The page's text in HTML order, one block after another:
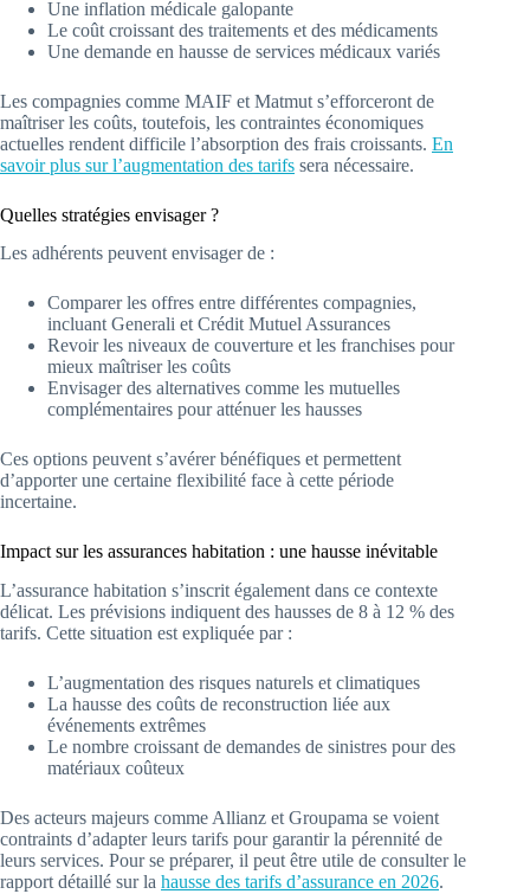
Une inflation médicale galopante
Le coût croissant des traitements et des médicaments
Une demande en hausse de services médicaux variés
Les compagnies comme MAIF et Matmut s’efforceront de
maîtriser les coûts, toutefois, les contraintes économiques
actuelles rendent difficile l’absorption des frais croissants. En
savoir plus sur l’augmentation des tarifs sera nécessaire.
Quelles stratégies envisager ?
Les adhérents peuvent envisager de :
Comparer les offres entre différentes compagnies,
incluant Generali et Crédit Mutuel Assurances
Revoir les niveaux de couverture et les franchises pour
mieux maîtriser les coûts
Envisager des alternatives comme les mutuelles
complémentaires pour atténuer les hausses
Ces options peuvent s’avérer bénéfiques et permettent
d’apporter une certaine flexibilité face à cette période
incertaine.
Impact sur les assurances habitation : une hausse inévitable
L’assurance habitation s’inscrit également dans ce contexte
délicat. Les prévisions indiquent des hausses de 8 à 12 % des
tarifs. Cette situation est expliquée par :
L’augmentation des risques naturels et climatiques
La hausse des coûts de reconstruction liée aux
événements extrêmes
Le nombre croissant de demandes de sinistres pour des
matériaux coûteux
Des acteurs majeurs comme Allianz et Groupama se voient
contraints d’adapter leurs tarifs pour garantir la pérennité de
leurs services. Pour se préparer, il peut être utile de consulter le
rapport détaillé sur la hausse des tarifs d’assurance en 2026.